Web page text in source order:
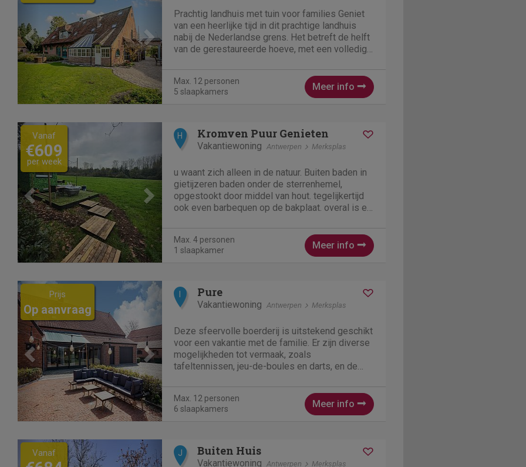
Prachtig landhuis met tuin voor families Geniet
van een heerlijke tijd in dit prachtige landhuis
nabij de Nederlandse grens. Het betreft de helft
van de gerestaureerde hoeve, met een volledig
Alle...
Max. 12 personen
5 slaapkamers
Meer info
Previous Next
Vanaf
€609
per week
H Kromven Puur Genieten
Vakantiewoning Antwerpen Merksplas
u waant zich alleen in de natuur. Buiten baden in
gietijzeren baden onder de sterrenhemel,
opgestookt door middel van hout. tegelijkertijd
ook even barbequen op de bakplaat. overal is er
vlakbij. Hou je...
Max. 4 personen
1 slaapkamer
Meer info
Previous Next
Prijs
Op aanvraag
Pure
Vakantiewoning Antwerpen Merksplas
Deze sfeervolle boerderij is uitstekend geschikt
voor een vakantie met de familie. Er zijn diverse
mogelijkheden tot vermaak, zoals
tafeltennissen, jeu-de-boules en darts, en de
omgeving van Merksplas kun...
Max. 12 personen
6 slaapkamers
Meer info
Previous Next
Vanaf J Buiten Huis
Vakantiewoning Antwerpen Merksplas